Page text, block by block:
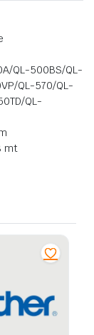
QL-500BS/QL-
QL-570/QL-
QL-
mt